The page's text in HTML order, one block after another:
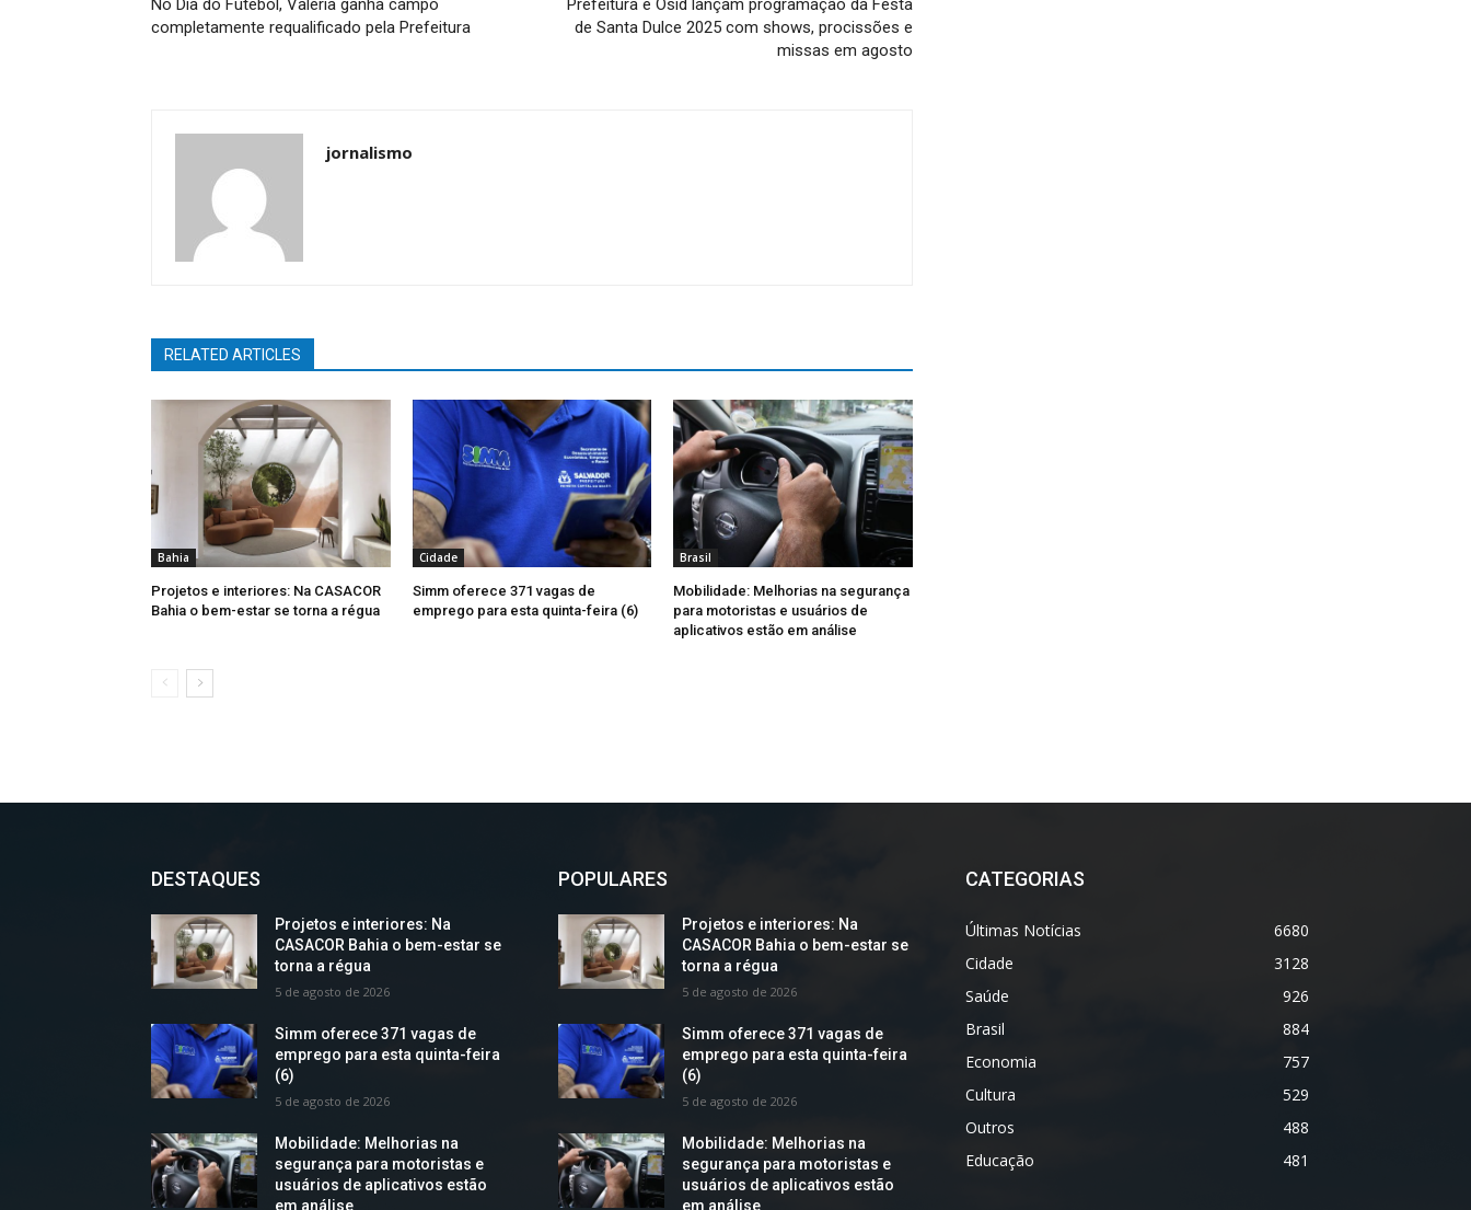
No Dia do Futebol, Valéria ganha campo
completamente requalificado pela Prefeitura
Prefeitura e Osid lançam programação da Festa
de Santa Dulce 2025 com shows, procissões e
missas em agosto
jornalismo
RELATED ARTICLES
Bahia
Projetos e interiores: Na CASACOR
Bahia o bem-estar se torna a régua
Cidade
Simm oferece 371 vagas de
emprego para esta quinta-feira (6)
Brasil
Mobilidade: Melhorias na segurança
para motoristas e usuários de
aplicativos estão em análise
DESTAQUES
Projetos e interiores: Na
CASACOR Bahia o bem-estar se
torna a régua
5 de agosto de 2026
Simm oferece 371 vagas de
emprego para esta quinta-feira
(6)
5 de agosto de 2026
Mobilidade: Melhorias na
segurança para motoristas e
usuários de aplicativos estão
em análise
POPULARES
Projetos e interiores: Na
CASACOR Bahia o bem-estar se
torna a régua
5 de agosto de 2026
Simm oferece 371 vagas de
emprego para esta quinta-feira
(6)
5 de agosto de 2026
Mobilidade: Melhorias na
segurança para motoristas e
usuários de aplicativos estão
em análise
CATEGORIAS
Últimas Notícias
6680
Cidade
3128
Saúde
926
Brasil
884
Economia
757
Cultura
529
Outros
488
Educação
481